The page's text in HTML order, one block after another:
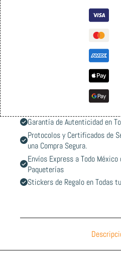
Garantía de Autenticidad en
Protocolos y Certificados de
una Compra Segura.
Envíos Express a Todo
Paqueterías
Stickers de Regalo en Todas